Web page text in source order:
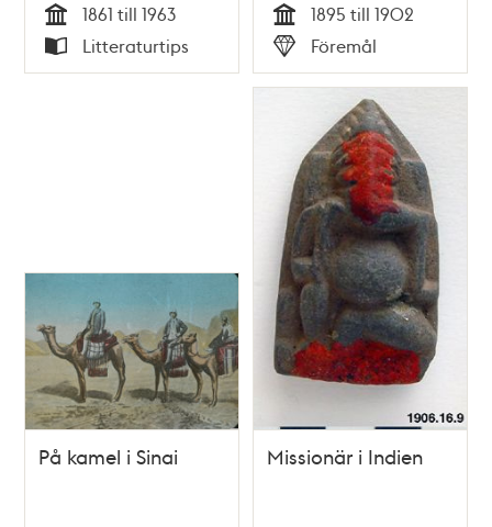
Tid
1861 till 1963
Typ
Litteraturtips Tid
1895 till 1902
Typ
Föremål
På kamel i Sinai Missionär i Indien